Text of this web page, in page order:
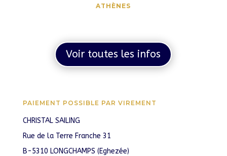
ATHÈNES
Voir toutes les infos
PAIEMENT POSSIBLE PAR VIREMENT
CHRISTAL SAILING
Rue de la Terre Franche 31
B-5310 LONGCHAMPS (Eghezée)